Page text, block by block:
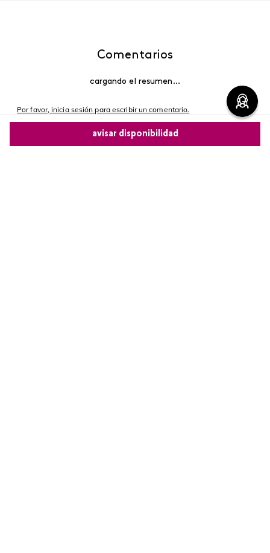
avisar disponibilidad
Comentarios
cargando el resumen…
Por favor, inicia sesión para escribir un comentario.